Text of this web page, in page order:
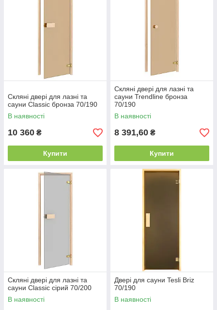
Скляні двері для лазні та
сауни Classic бронза 70/190
В наявності
10 360 ₴
Купити
Скляні двері для лазні та
сауни Trendline бронза
70/190
В наявності
8 391,60 ₴
Купити
Скляні двері для лазні та
сауни Classic сірий 70/200
В наявності
Двері для сауни Tesli Briz
70/190
В наявності